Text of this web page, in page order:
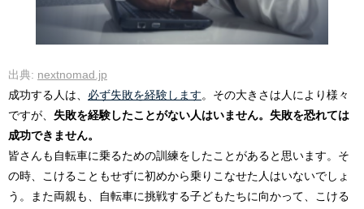
出典: nextnomad.jp
成功する人は、 必ず失敗を経験します 。その大きさは人により様々
ですが、 失敗を経験したことがない人はいません。失敗を恐れては
成功できません。
皆さんも自転車に乗るための訓練をしたことがあると思います。そ
の時、こけることもせずに初めから乗りこなせた人はいないでしょ
う。また両親も、自転車に挑戦する子どもたちに向かって、こける